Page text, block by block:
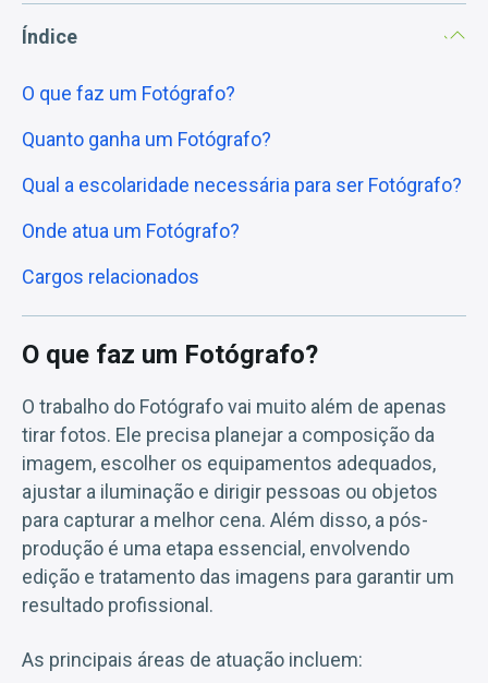
Índice
O que faz um Fotógrafo?
Quanto ganha um Fotógrafo?
Qual a escolaridade necessária para ser Fotógrafo?
Onde atua um Fotógrafo?
Cargos relacionados
O que faz um Fotógrafo?
O trabalho do Fotógrafo vai muito além de apenas
tirar fotos. Ele precisa planejar a composição da
imagem, escolher os equipamentos adequados,
ajustar a iluminação e dirigir pessoas ou objetos
para capturar a melhor cena. Além disso, a pós-
produção é uma etapa essencial, envolvendo
edição e tratamento das imagens para garantir um
resultado profissional.
As principais áreas de atuação incluem: